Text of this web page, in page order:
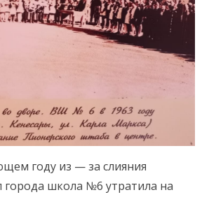
году из — за слияния
школа №6 утратила на